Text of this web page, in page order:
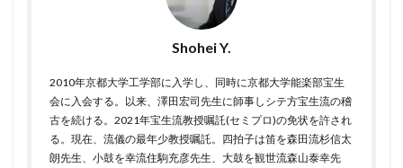
Shohei Y.
2010年京都大学工学部に入学し、同時に京都大学能楽部宝生
会に入会する。以来、澤田宏司先生に師事しシテ方宝生流の稽
古を続ける。2021年宝生流教授嘱託(セミプロ)の免状を許され
る。現在、流儀の最年少教授嘱託。四拍子は笛を森田流杉信太
朗先生、小鼓を幸流住駒充彦先生、大鼓を観世流森山泰幸先